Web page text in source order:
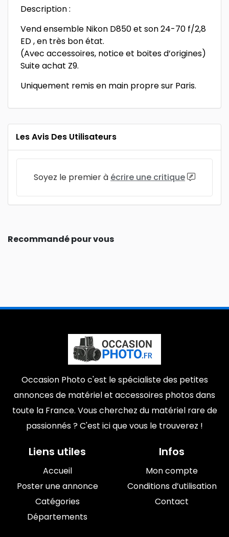
Description :
Vend ensemble Nikon D850 et son 24-70 f/2,8
ED , en très bon état.
(Avec accessoires, notice et boites d’origines)
Suite achat Z9.
Uniquement remis en main propre sur Paris.
Les Avis Des Utilisateurs
Soyez le premier à écrire une critique
Recommandé pour vous
Occasion Photo c'est le spécialiste des petites
annonces de matériel et accessoires photos dans
toute la France. Vous cherchez du matériel rare de
passionnés ? C'est ici que vous le trouverez !
Liens utiles
Accueil
Poster une annonce
Catégories
Départements
Infos
Mon compte
Conditions d’utilisation
Contact